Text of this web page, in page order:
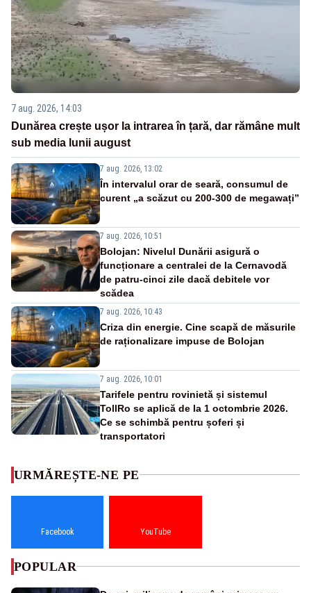
7 aug. 2026, 14:03
Dunărea crește ușor la intrarea în țară, dar rămâne mult
sub media lunii august
7 aug. 2026, 13:02
În intervalul orar de seară, consumul de
curent „a scăzut cu 200-300 de megawați”
7 aug. 2026, 10:51
Bolojan: Nivelul Dunării asigură o
funcționare a centralei de la Cernavodă
de patru-cinci zile dacă debitele vor
scădea
7 aug. 2026, 10:43
Criza din energie. Cine scapă de măsurile
de raționalizare impuse de Bolojan
7 aug. 2026, 10:01
Tarifele pentru rovinietă și sistemul
TollRo se aplică de la 1 octombrie 2026.
Ce se schimbă pentru șoferi și
transportatori
URMĂREȘTE-NE PE
Facebook YouTube
POPULAR